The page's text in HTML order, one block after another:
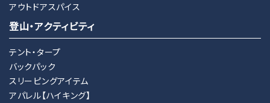
アウトドアスパイス
登山・アクティビティ
テント・タープ
バックパック
スリーピングアイテム
アパレル【ハイキング】